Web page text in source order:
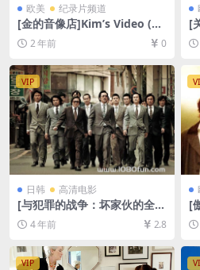
欧美 纪录片频道
[金的音像店]Kim’s Video (20
23)[百度网盘+夸克网盘1080P
超清未删减资源][网盘在线播
幕]
2 年前 0
[
VIP
日韩 高清电影
[与犯罪的战争：坏家伙的全盛
时代]범죄와의 전쟁 : 나쁜놈
들 전성시대 (2012)[百度网盘
+迅雷云盘资源1080P超清未
删减][MP4/8.7GB][韩语中字]
4 年前 2.8
[
VIP